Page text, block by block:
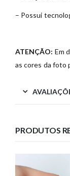
– Possui
ATENÇÃO: Em
as cores da foto
PRODUTOS